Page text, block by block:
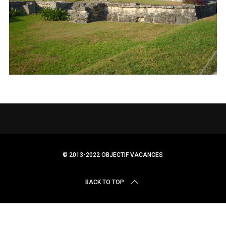
© 2013-2022 OBJECTIF VACANCES
BACK TO TOP
r
c
h
f
o
r
: